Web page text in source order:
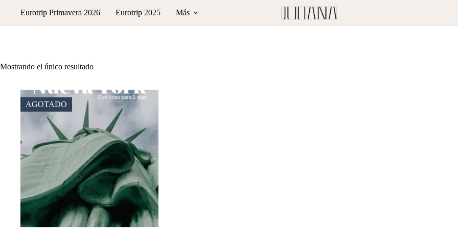
Eurotrip Primavera 2026 Eurotrip 2025 Más
Mostrando el único resultado
AGOTADO